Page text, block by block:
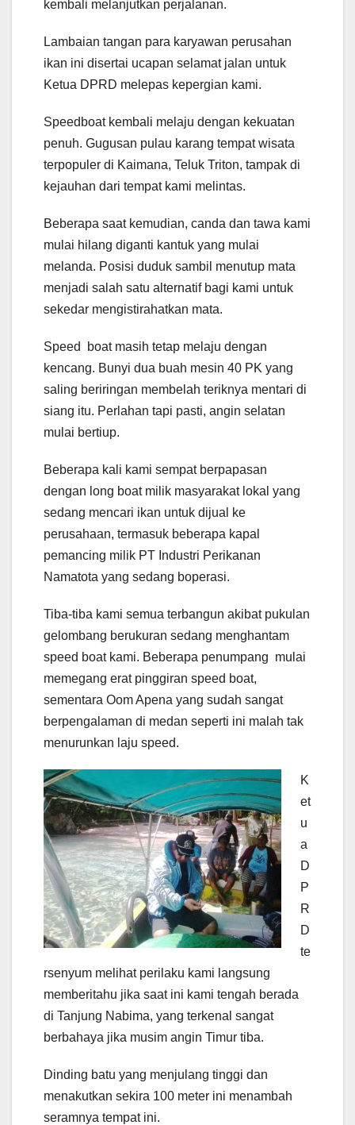
kembali melanjutkan perjalanan.
Lambaian tangan para karyawan perusahan
ikan ini disertai ucapan selamat jalan untuk
Ketua DPRD melepas kepergian kami.
Speedboat kembali melaju dengan kekuatan
penuh. Gugusan pulau karang tempat wisata
terpopuler di Kaimana, Teluk Triton, tampak di
kejauhan dari tempat kami melintas.
Beberapa saat kemudian, canda dan tawa kami
mulai hilang diganti kantuk yang mulai
melanda. Posisi duduk sambil menutup mata
menjadi salah satu alternatif bagi kami untuk
sekedar mengistirahatkan mata.
Speed boat masih tetap melaju dengan
kencang. Bunyi dua buah mesin 40 PK yang
saling beriringan membelah teriknya mentari di
siang itu. Perlahan tapi pasti, angin selatan
mulai bertiup.
Beberapa kali kami sempat berpapasan
dengan long boat milik masyarakat lokal yang
sedang mencari ikan untuk dijual ke
perusahaan, termasuk beberapa kapal
pemancing milik PT Industri Perikanan
Namatota yang sedang boperasi.
Tiba-tiba kami semua terbangun akibat pukulan
gelombang berukuran sedang menghantam
speed boat kami. Beberapa penumpang mulai
memegang erat pinggiran speed boat,
sementara Oom Apena yang sudah sangat
berpengalaman di medan seperti ini malah tak
menurunkan laju speed.
K
et
u
a
D
P
R
D
te
rsenyum melihat perilaku kami langsung
memberitahu jika saat ini kami tengah berada
di Tanjung Nabima, yang terkenal sangat
berbahaya jika musim angin Timur tiba.
Dinding batu yang menjulang tinggi dan
menakutkan sekira 100 meter ini menambah
seramnya tempat ini.